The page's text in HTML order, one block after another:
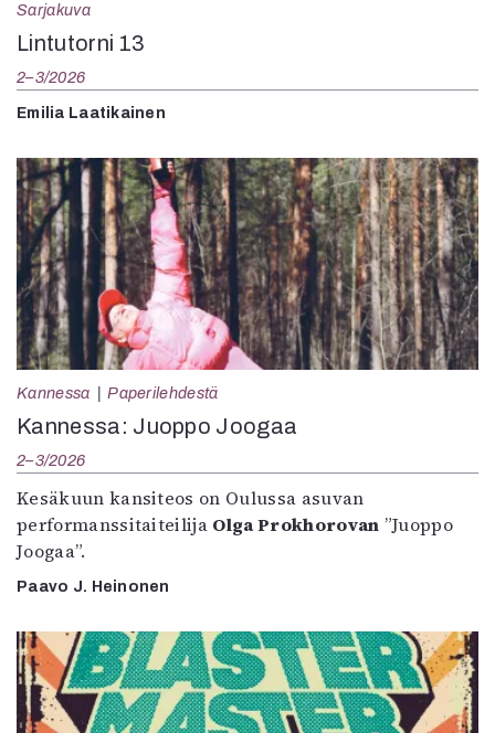
Sarjakuva
Lintutorni 13
2–3/2026
Emilia Laatikainen
Kannessa Paperilehdestä
Kannessa: Juoppo Joogaa
2–3/2026
Kesäkuun kansiteos on Oulussa asuvan
performanssitaiteilija Olga Prokhorovan ”Juoppo
Joogaa”.
Paavo J. Heinonen